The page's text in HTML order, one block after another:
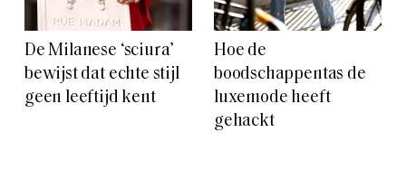
De Milanese ‘sciura’
bewijst dat echte stijl
geen leeftijd kent
Hoe de
boodschappentas de
luxemode heeft
gehackt